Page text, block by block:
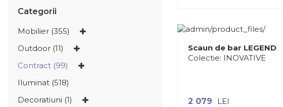
Categorii
Mobilier (355)
Outdoor (11)
Contract (99)
Iluminat (518)
Decoratiuni (1)
Scaun de bar LEGEND
Colectie: INOVATIVE
2 079 LEI